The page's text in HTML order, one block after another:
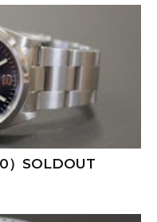
）SOLDOUT